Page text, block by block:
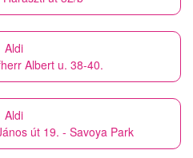
Aldi
Albert u. 38-40.
Aldi
út 19. - Savoya Park